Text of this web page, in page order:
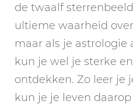
de twaalf
ultieme waarheid
maar als je astrologie
kun je wel je sterke
ontdekken. Zo leer je
kun je je leven